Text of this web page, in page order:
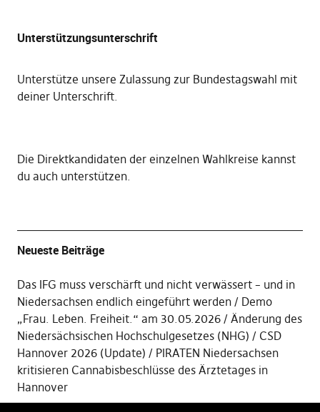
Unterstützungsunterschrift
Unterstütze unsere Zulassung zur Bundestagswahl mit
deiner Unterschrift.
Die Direktkandidaten der einzelnen Wahlkreise kannst
du auch unterstützen.
Neueste Beiträge
Das IFG muss verschärft und nicht verwässert – und in
Niedersachsen endlich eingeführt werden
Demo
„Frau. Leben. Freiheit.“ am 30.05.2026
Änderung des
Niedersächsischen Hochschulgesetzes (NHG)
CSD
Hannover 2026 (Update)
PIRATEN Niedersachsen
kritisieren Cannabisbeschlüsse des Ärztetages in
Hannover